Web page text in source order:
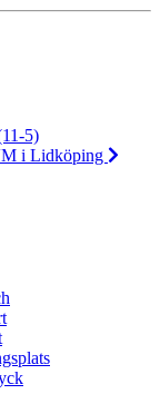
5)
i Lidköping